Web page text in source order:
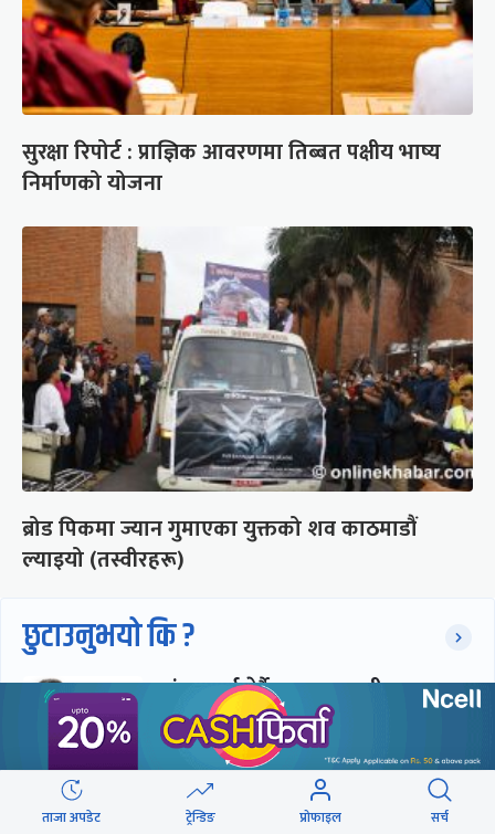
सुरक्षा रिपोर्ट : प्राज्ञिक आवरणमा तिब्बत पक्षीय भाष्य
निर्माणको योजना
ब्रोड पिकमा ज्यान गुमाएका युक्तको शव काठमाडौं
ल्याइयो (तस्वीरहरू)
छुटाउनुभयो कि ?
संसद्लाई टेर्दैनन् प्रधानमन्त्री, लाचार
छन् सभामुख
‘अस्थायी प्रकृतिको अध्यादेशले ऐनको
ताजा अपडेट ट्रेन्डिङ प्रोफाइल सर्च